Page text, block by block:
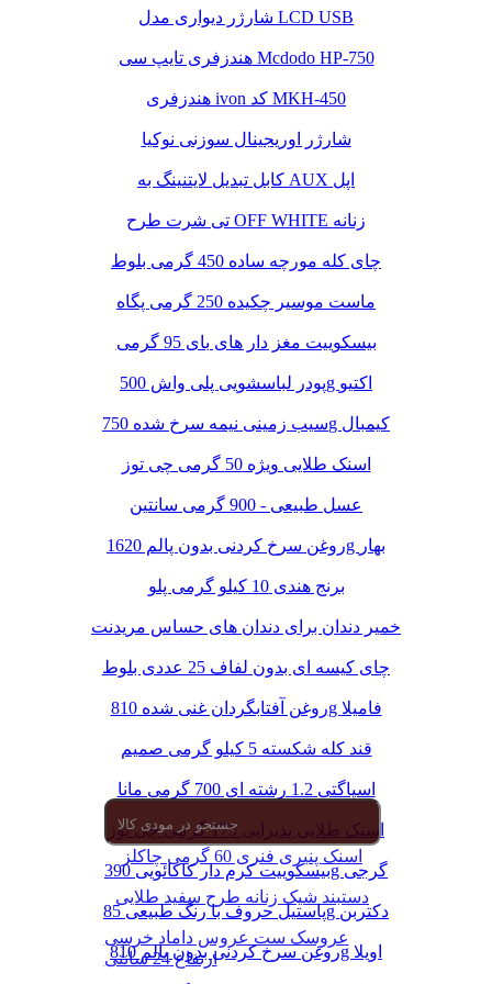
اسنک پنیری فنری 60 گرمی چاکلز
دستبند شیک زنانه طرح سفید طلایی
عروسک ست عروس داماد خرسی
ارتفاع 24 سانتی
شارژر دیواری مدل LCD USB
هندزفری تایپ سی Mcdodo HP-750
هندزفری ivon کد MKH-450
شارژر اوریجینال سوزنی نوکیا
کابل تبدیل لایتنینگ به AUX اپل
تی شرت طرح OFF WHITE زنانه
چای کله مورچه ساده 450 گرمی بلوط
ماست موسیر چکیده 250 گرمی پگاه
بیسکوییت مغز دار های بای 95 گرمی
پودر لباسشویی پلی واش 500g اکتیو
سیب زمینی نیمه سرخ شده 750g کیمبال
اسنک طلایی ویژه 50 گرمی چی توز
عسل طبیعی - 900 گرمی سانتین
روغن سرخ کردنی بدون پالم 1620g بهار
برنج هندی 10 کیلو گرمی پلو
خمیر دندان برای دندان های حساس مریدنت
چای کیسه ای بدون لفاف 25 عددی بلوط
روغن آفتابگردان غنی شده 810g فامیلا
قند کله شکسته 5 کیلو گرمی صمیم
اسپاگتی 1.2 رشته ای 700 گرمی مانا
اسنک طلایی پذیرایی 175 گرمی چی توز
بیسکوییت کرم دار کاکائویی 390g گرجی
پاستیل حروف با رنگ طبیعی 85g دکتربن
روغن سرخ کردنی بدون پالم 810g اویلا